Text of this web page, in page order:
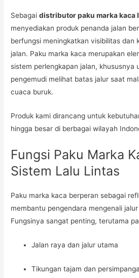
Sebagaidistributor paku marka kaca
menyediakan produk penanda jalan
berfungsi meningkatkan visibilitas dan
jalan. Paku marka kaca merupakan
sistem perlengkapan jalan, khususnya
pengemudi melihat batas jalur saat
cuaca buruk.
Produk kami dirancang untuk
hingga besar di berbagai wilayah
Fungsi Paku Marka
Sistem Lalu Lintas
Paku marka kaca berperan sebagai
membantu pengendara mengenali
Fungsinya sangat penting, terutama
Jalan raya dan jalur utama
Tikungan tajam dan